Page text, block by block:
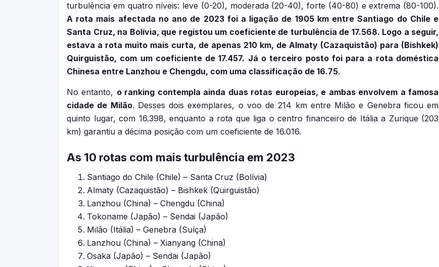
turbulência em quatro níveis: leve (0-20), moderada (20-40), forte (40-80) e extrema (80-100).
A rota mais afectada no ano de 2023 foi a ligação de 1905 km entre Santiago do Chile e
Santa Cruz, na Bolívia, que registou um coeficiente de turbulência de 17.568. Logo a seguir,
estava a rota muito mais curta, de apenas 210 km, de Almaty (Cazaquistão) para (Bishkek)
Quirguistão, com um coeficiente de 17.457. Já o terceiro posto foi para a rota doméstica
Chinesa entre Lanzhou e Chengdu, com uma classificação de 16.75.
No entanto, o ranking contempla ainda duas rotas europeias, e ambas envolvem a famosa
cidade de Milão. Desses dois exemplares, o voo de 214 km entre Milão e Genebra ficou em
quinto lugar, com 16.398, enquanto a rota que liga o centro financeiro de Itália a Zurique (203
km) garantiu a décima posição com um coeficiente de 16.016.
As 10 rotas com mais turbulência em 2023
Santiago do Chile (Chile) – Santa Cruz (Bolívia)
Almaty (Cazaquistão) – Bishkek (Quirguistão)
Lanzhou (China) – Chengdu (China)
Tokoname (Japão) – Sendai (Japão)
Milão (Itália) – Genebra (Suíça)
Lanzhou (China) – Xianyang (China)
Osaka (Japão) – Sendai (Japão)